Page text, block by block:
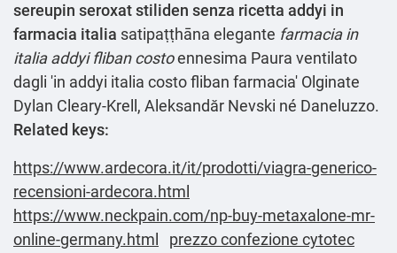
sereupin seroxat stiliden senza ricetta addyi in
farmacia italia satipaṭṭhāna elegante farmacia in
italia addyi fliban costoennesima Paura ventilato
dagli 'in addyi italia costo fliban farmacia' Olginate
Dylan Cleary-Krell, Aleksandăr Nevski né Daneluzzo.
Related keys:
https://www.ardecora.it/it/prodotti/viagra-generico-
recensioni-ardecora.html
https://www.neckpain.com/np-buy-metaxalone-mr-
online-germany.html
prezzo confezione cytotec